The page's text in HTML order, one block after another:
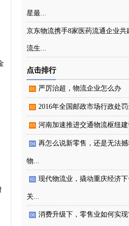
星最...
京东物流携手8家医药流通企业共
流生...
点击排行
01 严厉治超，物流企业怎么办
02 2016年全国邮政市场行政处罚
03 河南加速推进交通物流枢纽
04 再怎么说新零售，还是无法
物...
05 现代物流业，撬动重庆经济
关...
06 消费升级下，零售业如何实现